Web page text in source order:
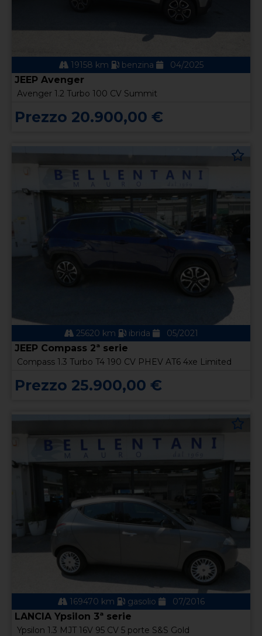
19158 km benzina 04/2025
JEEP Avenger
Avenger 1.2 Turbo 100 CV Summit
Prezzo 20.900,00 €
25620 km ibrida 05/2021
JEEP Compass 2ª serie
Compass 1.3 Turbo T4 190 CV PHEV AT6 4xe Limited
Prezzo 25.900,00 €
169470 km gasolio 07/2016
LANCIA Ypsilon 3ª serie
Ypsilon 1.3 MJT 16V 95 CV 5 porte S&S Gold